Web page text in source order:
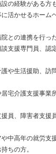
の経験がある方
に活かせるホーム
との連携を行っ
支援専門員、認
や生活援助、訪
居宅介護支援事業
員、障害者支援
中高年の就労支
ちの方。